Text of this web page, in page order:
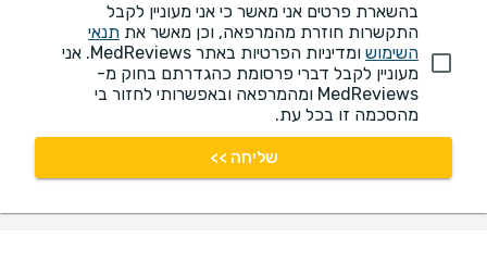
בהשארת פרטים אני מאשר כי אני מעוניין לקבל
התקשרות חוזרת מהמרפאה, וכן מאשר את תנאי
השימוש
ומדיניות הפרטיות באתר MedReviews. אני
מעוניין לקבל דברי פרסומת כהגדרתם בחוק מ-
MedReviews ומהמרפאה ובאפשרותי לחזור בי
מהסכמה זו בכל עת.
שליחה >>